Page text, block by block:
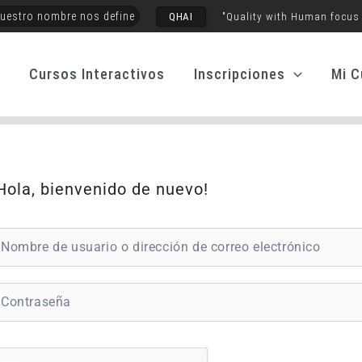
nombre nos define QHAI "Quality with Human
Cursos Interactivos Inscripciones Mi
bienvenido de nuevo!